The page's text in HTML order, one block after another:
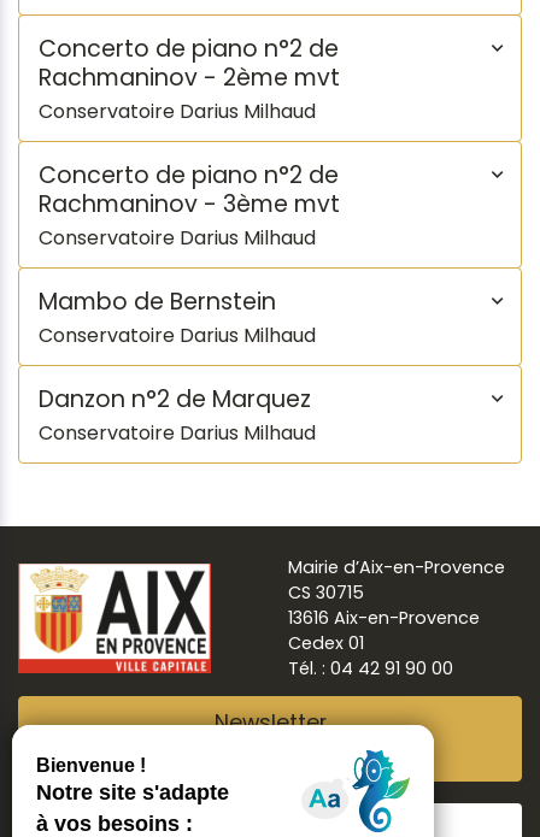
Concerto de piano n°2 de
Rachmaninov - 2ème mvt
Conservatoire Darius Milhaud
Concerto de piano n°2 de
Rachmaninov - 3ème mvt
Conservatoire Darius Milhaud
Mambo de Bernstein
Conservatoire Darius Milhaud
Danzon n°2 de Marquez
Conservatoire Darius Milhaud
Mairie d’Aix-en-Provence
CS 30715
13616 Aix-en-Provence
Cedex 01
Tél. : 04 42 91 90 00
Newsletter